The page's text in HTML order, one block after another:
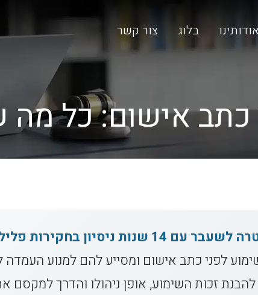
בלוג צור קשר
כתב אישום: כל
עו"ד משה ליפשיץ, קצין משטרה לשעבר עם 14 שנות
לפני כתב אישום ומסייע להם למנוע העמדה
זכות השימוע, אופן ניהולו והדרך למקסם